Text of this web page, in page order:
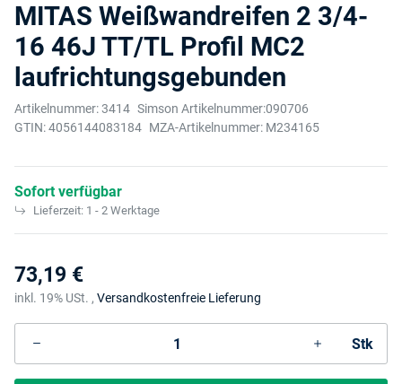
MITAS Weißwandreifen 2 3/4-
16 46J TT/TL Profil MC2
laufrichtungsgebunden
Artikelnummer:3414 Simson Artikelnummer:090706
GTIN:4056144083184 MZA-Artikelnummer: M234165
Sofort verfügbar
Lieferzeit: 1 - 2 Werktage
73,19 €
inkl. 19% USt. , Versandkostenfreie Lieferung
Stk